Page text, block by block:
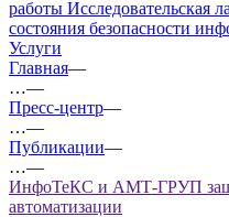
работы Исследовательская
состояния безопасности
Услуги
Главная—
…—
Пресс-центр—
…—
Публикации—
…—
ИнфоТеКС и АМТ-ГРУП
автоматизации